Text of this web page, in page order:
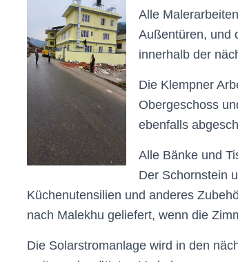
Alle
Außentüren, und
innerhalb der
Die Klempner
Obergeschoss
ebenfalls
Alle Bänke und
Der Schornstein
Küchenutensilien und anderes
nach Malekhu geliefert, wenn die
Die Solarstromanlage wird in den